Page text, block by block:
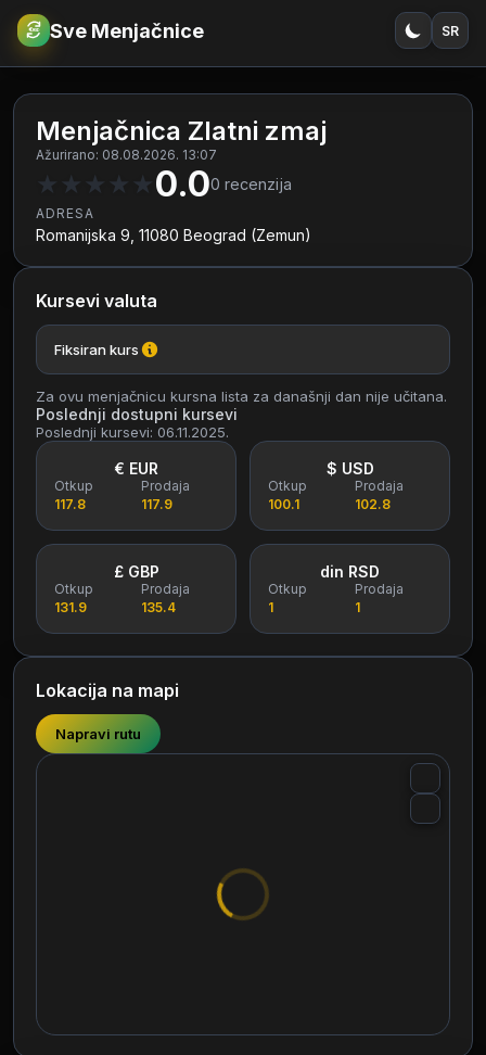
€RSD Sve Menjačnice SR
Menjačnica Zlatni zmaj
Ažurirano: 08.08.2026. 13:07
★ ★ ★ ★ ★0.00 recenzija
ADRESA
Romanijska 9, 11080 Beograd (Zemun)
Kursevi valuta
Fiksiran kurs
Za ovu menjačnicu kursna lista za današnji dan nije učitana.
Poslednji dostupni kursevi
Poslednji kursevi: 06.11.2025.
€ EUR
Otkup
117.8
Prodaja
117.9
$ USD
Otkup
100.1
Prodaja
102.8
£ GBP
Otkup
131.9
Prodaja
135.4
din RSD
Otkup
1
Prodaja
1
Lokacija na mapi
Napravi rutu